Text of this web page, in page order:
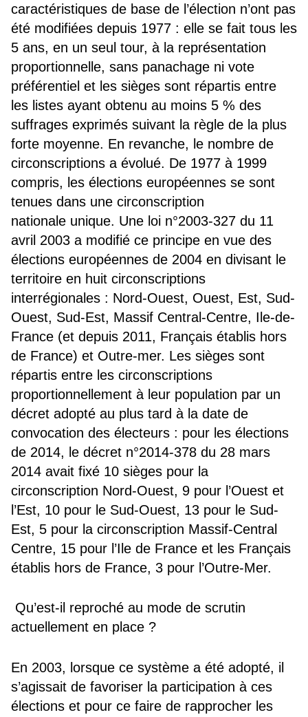
caractéristiques de base de l’élection n’ont pas
été modifiées depuis 1977 : elle se fait tous les
5 ans, en un seul tour, à la représentation
proportionnelle, sans panachage ni vote
préférentiel et les sièges sont répartis entre
les listes ayant obtenu au moins 5 % des
suffrages exprimés suivant la règle de la plus
forte moyenne. En revanche, le nombre de
circonscriptions a évolué. De 1977 à 1999
compris, les élections européennes se sont
tenues dans une circonscription
nationale unique. Une loi n°2003-327 du 11
avril 2003 a modifié ce principe en vue des
élections européennes de 2004 en divisant le
territoire en huit circonscriptions
interrégionales : Nord-Ouest, Ouest, Est, Sud-
Ouest, Sud-Est, Massif Central-Centre, Ile-de-
France (et depuis 2011, Français établis hors
de France) et Outre-mer. Les sièges sont
répartis entre les circonscriptions
proportionnellement à leur population par un
décret adopté au plus tard à la date de
convocation des électeurs : pour les élections
de 2014, le décret n°2014-378 du 28 mars
2014 avait fixé 10 sièges pour la
circonscription Nord-Ouest, 9 pour l’Ouest et
l’Est, 10 pour le Sud-Ouest, 13 pour le Sud-
Est, 5 pour la circonscription Massif-Central
Centre, 15 pour l’Ile de France et les Français
établis hors de France, 3 pour l’Outre-Mer.
Qu’est-il reproché au mode de scrutin
actuellement en place ?
En 2003, lorsque ce système a été adopté, il
s’agissait de favoriser la participation à ces
élections et pour ce faire de rapprocher les